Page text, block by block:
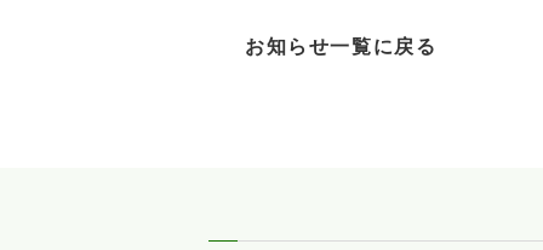
お知らせ一覧に戻る